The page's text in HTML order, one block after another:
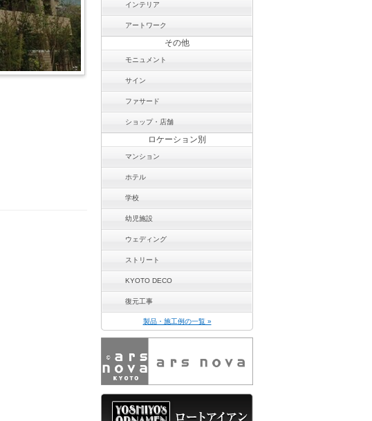
インテリア
アートワーク
その他
モニュメント
サイン
ファサード
ショップ・店舗
ロケーション別
マンション
ホテル
学校
幼児施設
ウェディング
ストリート
KYOTO DECO
復元工事
製品・施工例の一覧 »